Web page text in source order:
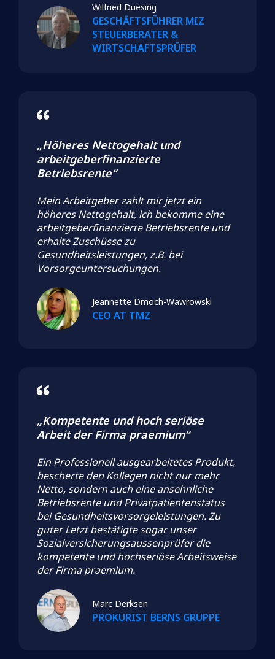
Wilfried Duesing
GESCHÄFTSFÜHRER MIZ
STEUERBERATER &
WIRTSCHAFTSPRÜFER
„Höheres Nettogehalt und
arbeitgeberfinanzierte
Betriebsrente“
Mein Arbeitgeber zahlt mir jetzt ein
höheres Nettogehalt, ich bekomme eine
arbeitgeberfinanzierte Betriebsrente und
erhalte Zuschüsse zu
Gesundheitsleistungen, z.B. bei
Vorsorgeuntersuchungen.
Jeannette Dmoch-Wawrowski
CEO AT TMZ
„Kompetente und hoch seriöse
Arbeit der Firma praemium“
Ein Professionell ausgearbeitetes Produkt,
bescherte den Kollegen nicht nur mehr
Netto, sondern auch eine ansehnliche
Betriebsrente und Privatpatientenstatus
bei Gesundheitsvorsorgeleistungen. Zu
guter Letzt bestätigte sogar unser
Sozialversicherungsaussenprüfer die
kompetente und hochseriöse Arbeitsweise
der Firma praemium.
Marc Derksen
PROKURIST BERNS GRUPPE